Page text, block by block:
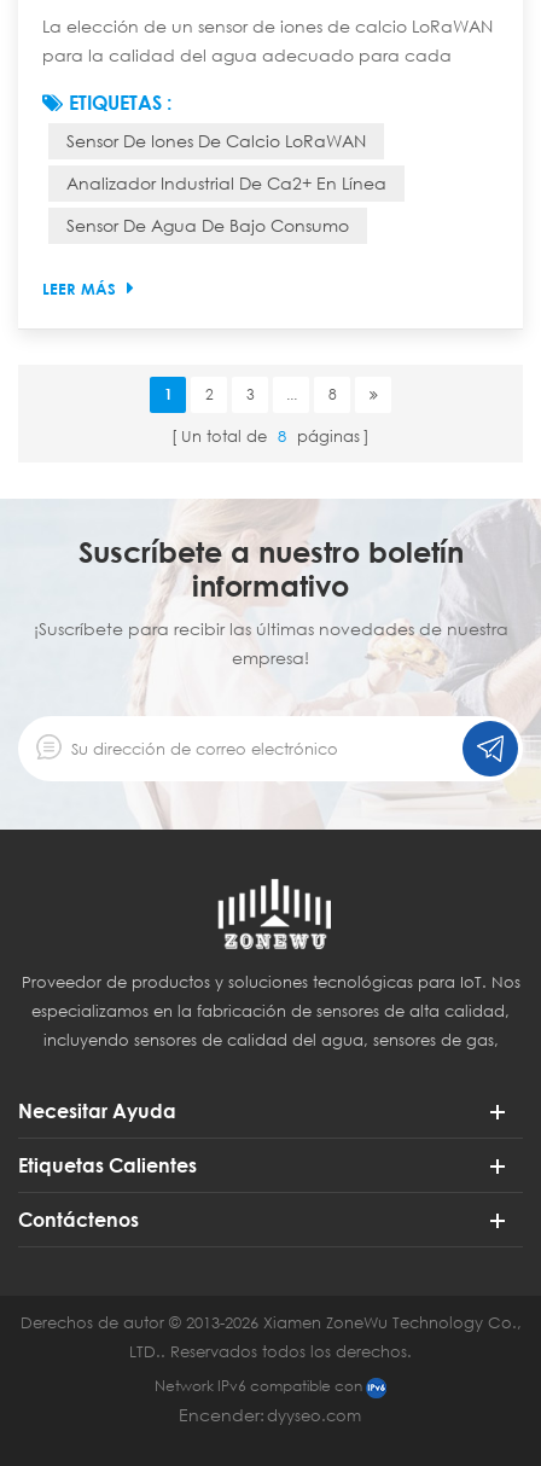
La elección de un sensor de iones de calcio LoRaWAN
para la calidad del agua adecuado para cada
exhaustiva de los requisitos de medición, las
condiciones ambientales, el rendimiento del sensor, las
selección específicos: 1. Aclarar los requisitos de me...
ETIQUETAS :
Sensor De Iones De Calcio LoRaWAN
Analizador Industrial De Ca2+ En Línea
Sensor De Agua De Bajo Consumo
LEER MÁS
1 2 3 ... 8
Un total de 8 páginas
Suscríbete a nuestro boletín
informativo
¡Suscríbete para recibir las últimas novedades de nuestra
empresa!
Proveedor de productos y soluciones tecnológicas para IoT. Nos
especializamos en la fabricación de sensores de alta calidad,
incluyendo sensores de calidad del agua, sensores de gas,
Necesitar Ayuda
Etiquetas Calientes
Contáctenos
Derechos de autor © 2013-2026 Xiamen ZoneWu Technology Co.,
LTD.. Reservados todos los derechos.
Network IPv6 compatible con
Encender:dyyseo.com